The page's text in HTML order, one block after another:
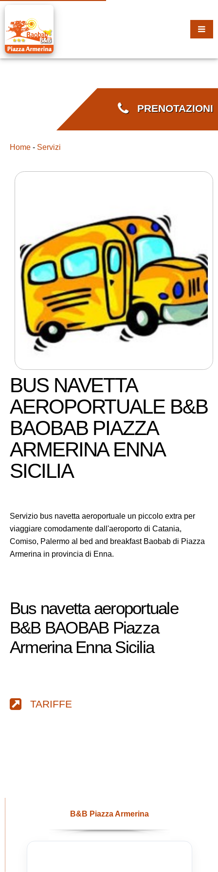
PRENOTAZIONI
Home - Servizi
BUS NAVETTA
AEROPORTUALE B&B
BAOBAB PIAZZA
ARMERINA ENNA
SICILIA
Servizio bus navetta aeroportuale un piccolo extra per
viaggiare comodamente dall'aeroporto di Catania,
Comiso, Palermo al bed and breakfast Baobab di Piazza
Armerina in provincia di Enna.
Bus navetta aeroportuale
B&B BAOBAB Piazza
Armerina Enna Sicilia
TARIFFE
B&B Piazza Armerina